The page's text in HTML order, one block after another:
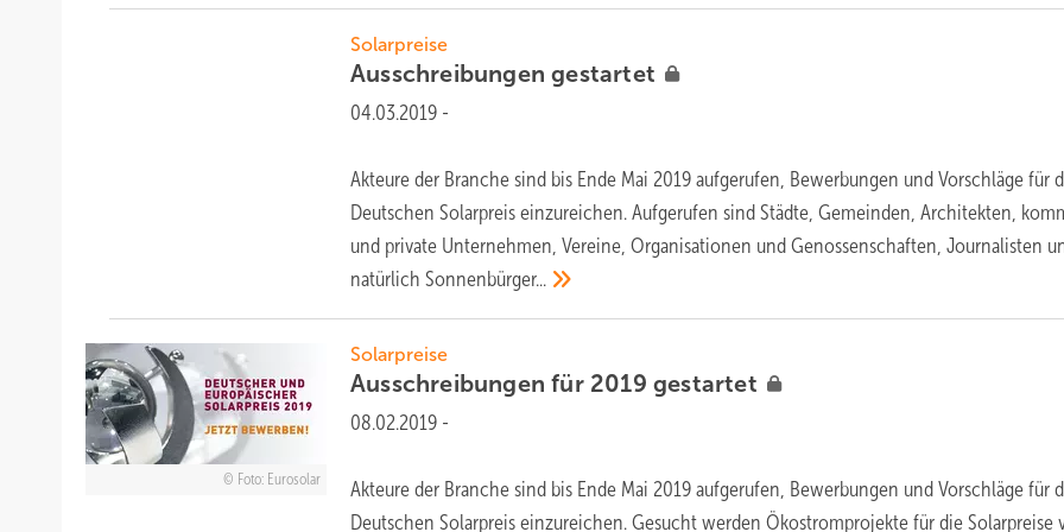
Solarpreise
Ausschreibungengestartet
04.03.2019 -
Akteure der Branche sind bis Ende Mai 2019 aufgerufen, Bewerbungen und Vorschläge für
Deutschen Solarpreis einzureichen. Aufgerufen sind Städte, Gemeinden, Architekten,
und private Unternehmen, Vereine, Organisationen und Genossenschaften, Journalisten
natürlichSonnenbürger...
Foto: Eurosolar
Solarpreise
Ausschreibungen für 2019gestartet
08.02.2019 -
Akteure der Branche sind bis Ende Mai 2019 aufgerufen, Bewerbungen und Vorschläge für
Deutschen Solarpreis einzureichen. Gesucht werden Ökostromprojekte für die Solarpreise